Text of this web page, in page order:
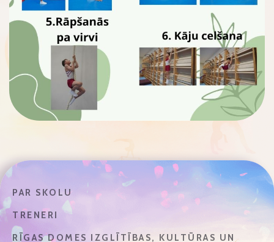
PAR SKOLU
TRENERI
RĪGAS DOMES IZGLĪTĪBAS, KULTŪRAS UN